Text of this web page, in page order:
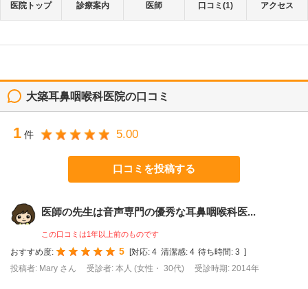
医院トップ 診療案内 医師 口コミ(1) アクセス
大築耳鼻咽喉科医院の口コミ
1 件 5.00
口コミを投稿する
医師の先生は音声専門の優秀な耳鼻咽喉科医...
この口コミは1年以上前のものです
おすすめ度: 5 [対応: 4 清潔感: 4 待ち時間: 3 ]
投稿者: Mary さん
受診者: 本人 (女性・ 30代) 受診時期: 2014年